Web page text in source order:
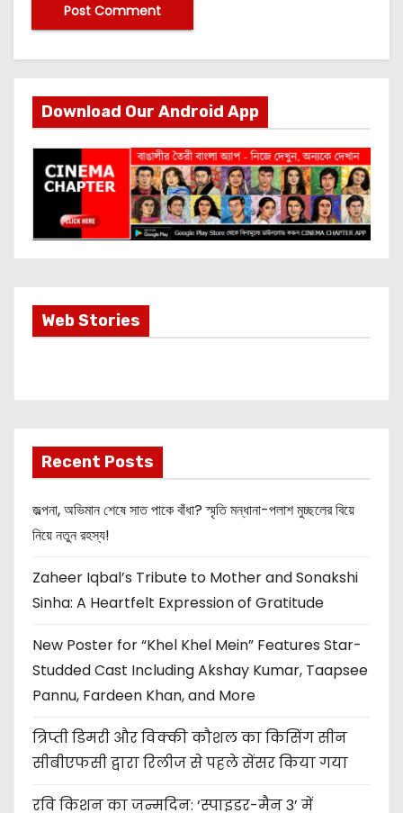
Download Our Android App
Web StoriesMost Important
Info about
Recent Posts
জল্পনা, অভিমান শেষে সাত পাকে বাঁধা? স্মৃতি মন্ধানা-পলাশ মুচ্ছলের বিয়ে
নিয়ে নতুন রহস্য!
Zaheer Iqbal’s Tribute to Mother and Sonakshi
Sinha: A Heartfelt Expression of Gratitude
New Poster for “Khel Khel Mein” Features Star-
Studded Cast Including Akshay Kumar, Taapsee
Pannu, Fardeen Khan, and More
त्रिप्ती डिमरी और विक्की कौशल का किसिंग सीन
सीबीएफसी द्वारा रिलीज से पहले सेंसर किया गया
रवि किशन का जन्मदिन: ‘स्पाइडर-मैन 3’ में